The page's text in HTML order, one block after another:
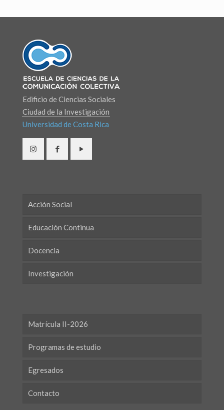
Edificio de Ciencias Sociales
Ciudad de la Investigación
Universidad de Costa Rica
Acción Social
Educación Continua
Docencia
Investigación
Matrícula II-2026
Programas de estudio
Egresados
Contacto